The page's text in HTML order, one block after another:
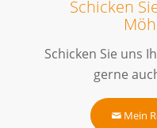
Schicken
Schicken Sie uns
gerne
Mein